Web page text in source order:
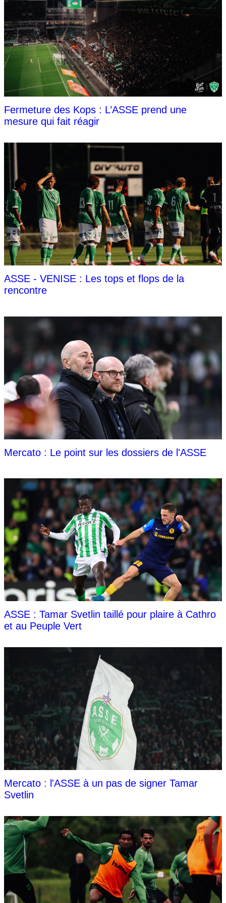
Fermeture des Kops : L’ASSE prend une
mesure qui fait réagir
ASSE - VENISE : Les tops et flops de la
rencontre
Mercato : Le point sur les dossiers de l'ASSE
ASSE : Tamar Svetlin taillé pour plaire à Cathro
et au Peuple Vert
Mercato : l'ASSE à un pas de signer Tamar
Svetlin